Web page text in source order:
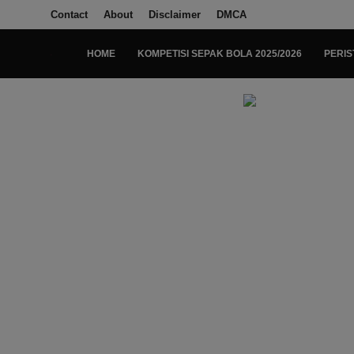
Contact About Disclaimer DMCA
HOME KOMPETISI SEPAK BOLA 2025/2026